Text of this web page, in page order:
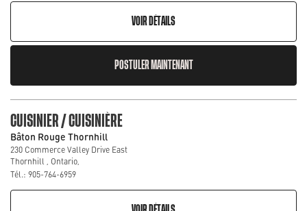
VOIR DÉTAILS
POSTULER MAINTENANT
CUISINIER / CUISINIÈRE
Bâton Rouge Thornhill
230 Commerce Valley Drive East
Thornhill , Ontario,
Tél.: 905-764-6959